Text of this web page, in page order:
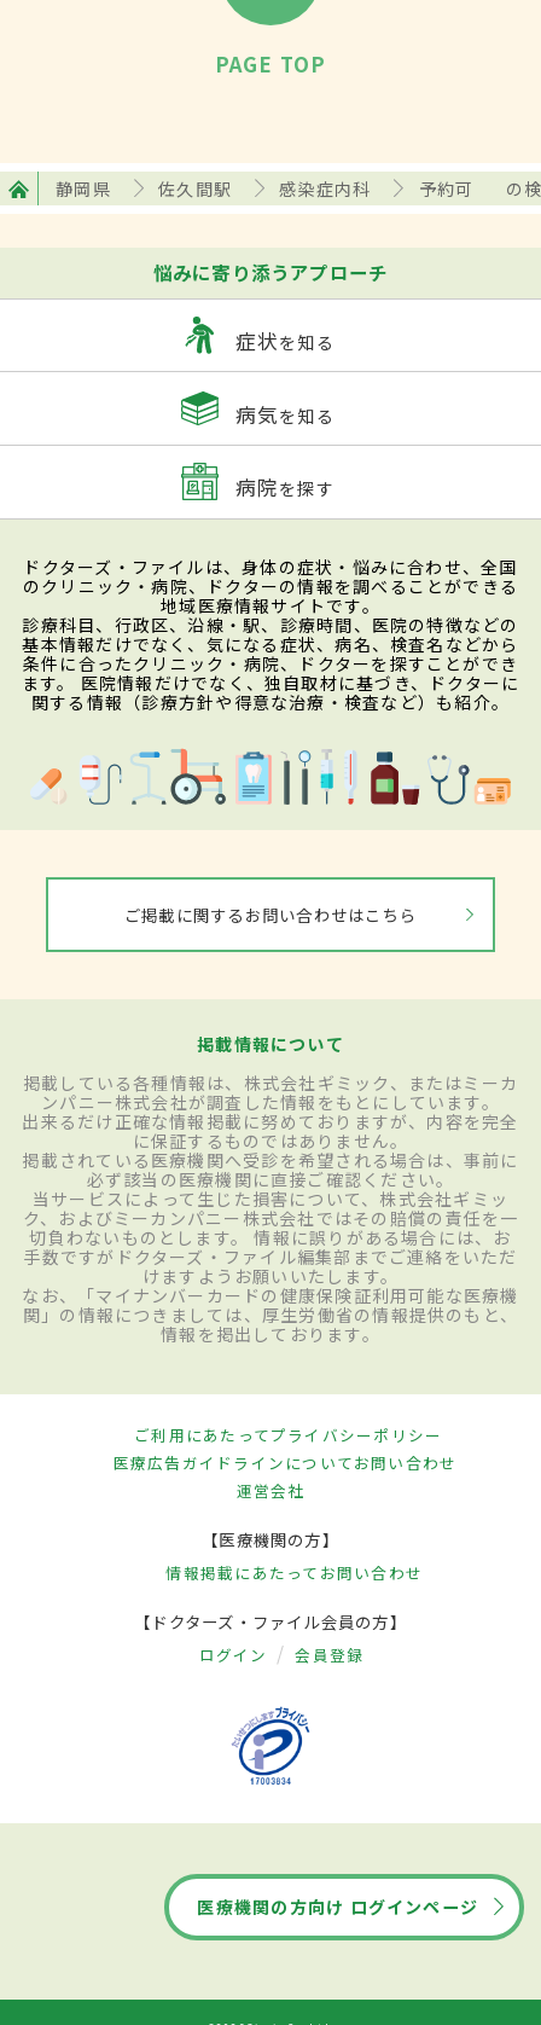
PAGE TOP
静岡県 佐久間駅 感染症内科 予約可 の
悩みに寄り添うアプローチ
症状を知る
病気を知る
病院を探す
ドクターズ・ファイルは、身体の症状・悩みに合わせ、全国
のクリニック・病院、ドクターの情報を調べることができる
地域医療情報サイトです。
診療科目、行政区、沿線・駅、診療時間、医院の特徴などの
基本情報だけでなく、気になる症状、病名、検査名などから
条件に合ったクリニック・病院、ドクターを探すことができ
ます。 医院情報だけでなく、独自取材に基づき、ドクターに
関する情報（診療方針や得意な治療・検査など）も紹介。
ご掲載に関するお問い合わせはこちら
掲載情報について
掲載している各種情報は、株式会社ギミック、またはミーカ
ンパニー株式会社が調査した情報をもとにしています。
出来るだけ正確な情報掲載に努めておりますが、内容を完全
に保証するものではありません。
掲載されている医療機関へ受診を希望される場合は、事前に
必ず該当の医療機関に直接ご確認ください。
当サービスによって生じた損害について、株式会社ギミッ
ク、およびミーカンパニー株式会社ではその賠償の責任を一
切負わないものとします。 情報に誤りがある場合には、お
手数ですがドクターズ・ファイル編集部までご連絡をいただ
けますようお願いいたします。
なお、「マイナンバーカードの健康保険証利用可能な医療機
関」の情報につきましては、厚生労働省の情報提供のもと、
情報を掲出しております。
ご利用にあたってプライバシーポリシー
医療広告ガイドラインについてお問い合わせ
運営会社
【医療機関の方】
情報掲載にあたって お問い合わせ
【ドクターズ・ファイル会員の方】
ログイン 会員登録
医療機関の方向け ログインページ